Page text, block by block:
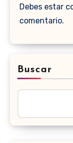
Debes estar
comentario.
Buscar